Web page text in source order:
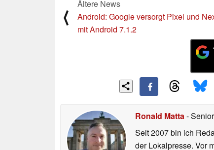
⟨
Ältere News
Android: Google versorgt Pixel und
mit Android 7.1.2
Ronald Matta-
Seit 2007 bin ich
der Lokalpresse. Vor